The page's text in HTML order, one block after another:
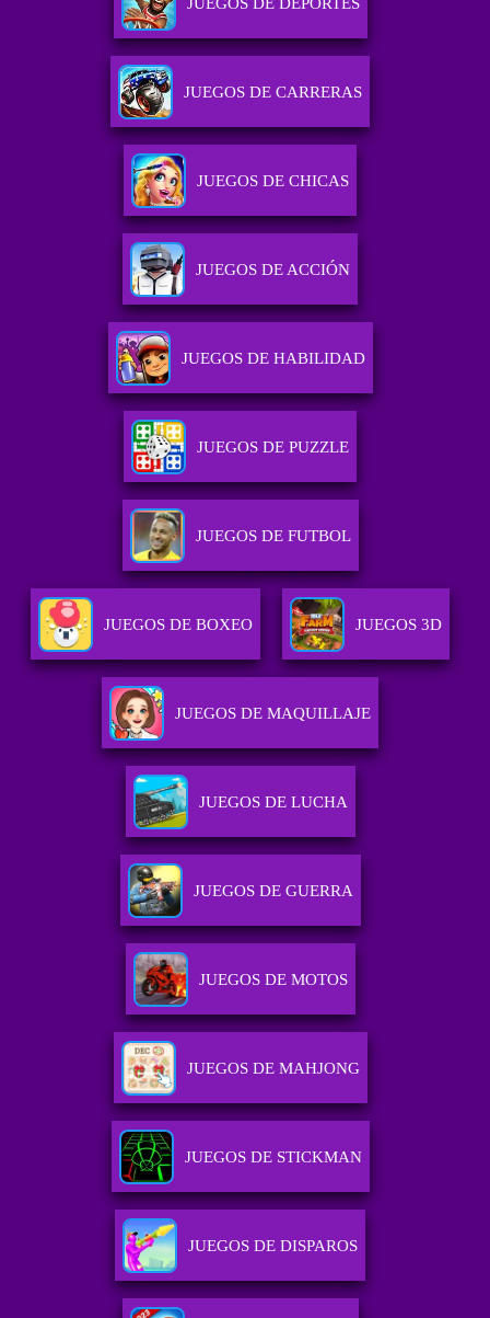
JUEGOS DE DEPORTES
JUEGOS DE CARRERAS
JUEGOS DE CHICAS
JUEGOS DE ACCIÓN
JUEGOS DE HABILIDAD
JUEGOS DE PUZZLE
JUEGOS DE FUTBOL
JUEGOS DE BOXEO JUEGOS 3D
JUEGOS DE MAQUILLAJE
JUEGOS DE LUCHA
JUEGOS DE GUERRA
JUEGOS DE MOTOS
JUEGOS DE MAHJONG
JUEGOS DE STICKMAN
JUEGOS DE DISPAROS